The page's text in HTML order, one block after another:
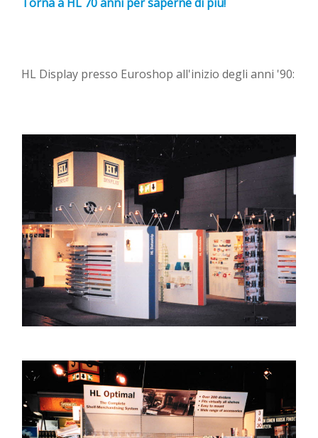
HL Display presso Euroshop all'inizio degli anni '90: